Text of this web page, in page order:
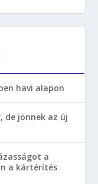
havi alapon
de jönnek az új
a
a kártérítés